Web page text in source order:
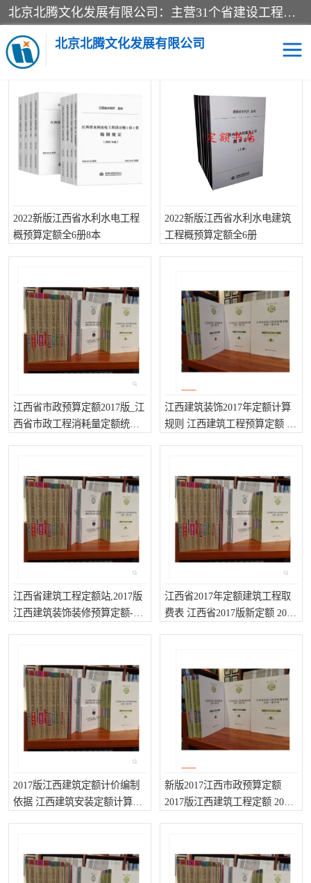
北京北腾文化发展有限公司：主营31个省建设工程预算书,工程预算软件,工程计价依据,工程造价定额,工程量清单计价定额,建设工程量消耗量定额,各行业工程预算定额,铁路定额,电力定额,矿山定额,*,黄金定额,钢铁企业检修定额,中石化安装检修定额,煤矿图书,医院书籍等.诚信的经营，在发展的同时公司不忘不断总结不断优化为客户的服务，和一如既往的热情赢得了新老客户的极高评价及青睐。
北京北腾文化发展有限公司
当前位置：首页>供应商机>江西省建筑工程预算定额
江西省建筑工程预算定额的供应产品
2022新版江西省水利水电工程
概预算定额全6册8本
2022新版江西省水利水电建筑
工程概预算定额全6册
江西省市政预算定额2017版_江
西省市政工程消耗量定额统一
江西建筑装饰2017年定额计算
规则 江西建筑工程预算定额 江
江西省建筑工程定额站,2017版
江西建筑装饰装修预算定额-江
江西省2017年定额建筑工程取
费表 江西省2017版新定额 2017
2017版江西建筑定额计价编制
依据 江西建筑安装定额计算规
新版2017江西市政预算定额
2017版江西建筑工程定额 2017
医院图书 预算定额
电力图书 煤矿图书
铁路建设工程预算定额
电力行业工程预算定额 石油化工安装预算定额
新石油化工检修定额 石油化工概算定额数据
石油建设安装工程预算定 长输管道工程检修维修预
算定额
山东省工程预算定额 法律图书
电网技改,拆除,检修定额 炼油化工计价依据定额
额
火力发电机组检修定额
湖北建设工程消耗量定额 湖南建设工程预算定额
黄金矿山工程预算定额 冶金工业矿山建设工程预
算定额2
冶金工业建设工程预算定
额
人防工程预算定额
电子工程概预算定额 有色工程预算定额
内河航运工程概预算定额 沿海港口工程预算定额
疏浚工程预算定额 吉林建筑工程预算定额
吉林建设工程计价定额 辽宁省建筑工程预算定额
福建建设工程预算定额 贵州省工程预算定额
辽宁省工程计价定额 上海建设预算工程定额
江西省建筑工程预算定额 安徽省建设工程预算定额
锅炉及压力容器规范国际 广东省建设工程预算定额
甘肃省建设工程预算定额 山西省建设工程预算定额